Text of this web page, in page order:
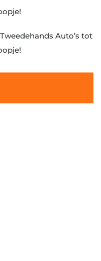
Auto’s tot